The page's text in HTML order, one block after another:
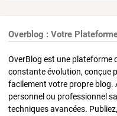
Overblog : Votre
OverBlog est une plateforme
constante évolution, conçue
facilement votre propre blog.
personnel ou professionnel
techniques avancées.